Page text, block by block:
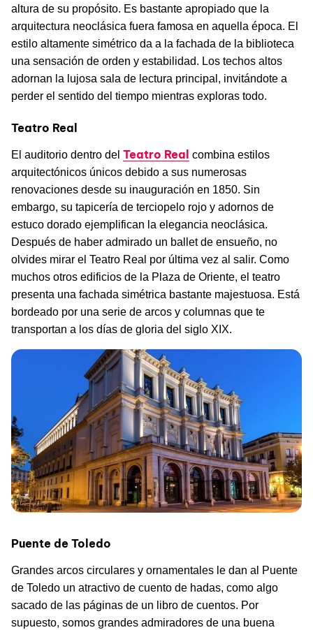
altura de su propósito. Es bastante apropiado que la
arquitectura neoclásica fuera famosa en aquella época. El
estilo altamente simétrico da a la fachada de la biblioteca
una sensación de orden y estabilidad. Los techos altos
adornan la lujosa sala de lectura principal, invitándote a
perder el sentido del tiempo mientras exploras todo.
Teatro Real
El auditorio dentro del Teatro Real combina estilos
arquitectónicos únicos debido a sus numerosas
renovaciones desde su inauguración en 1850. Sin
embargo, su tapicería de terciopelo rojo y adornos de
estuco dorado ejemplifican la elegancia neoclásica.
Después de haber admirado un ballet de ensueño, no
olvides mirar el Teatro Real por última vez al salir. Como
muchos otros edificios de la Plaza de Oriente, el teatro
presenta una fachada simétrica bastante majestuosa. Está
bordeado por una serie de arcos y columnas que te
transportan a los días de gloria del siglo XIX.
Puente de Toledo
Grandes arcos circulares y ornamentales le dan al Puente
de Toledo un atractivo de cuento de hadas, como algo
sacado de las páginas de un libro de cuentos. Por
supuesto, somos grandes admiradores de una buena